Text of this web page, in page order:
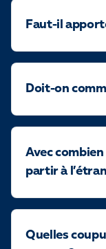
Faut-il
Doit-on
Avec
partir à
Quelles